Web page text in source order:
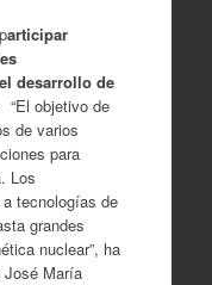
articipar
desarrollo de
“El objetivo de
de varios
para
Los
tecnologías de
grandes
nuclear”, ha
José María